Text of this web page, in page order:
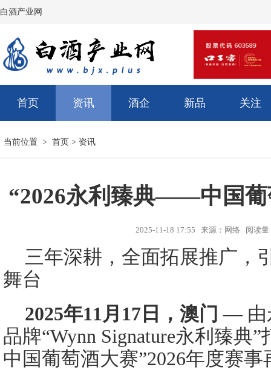
白酒产业网
首页 资讯 酒企 新品 关注
当前位置 > 首页 > 资讯
“2026永利臻典——中国葡
2025-11-18 17:55 来源：网络 阅读
三年深耕，全面拓展推广，
舞台
2025年11月 17 日，澳门 —
品牌“Wynn Signature永利臻
中国葡萄酒大赛”2026年度赛